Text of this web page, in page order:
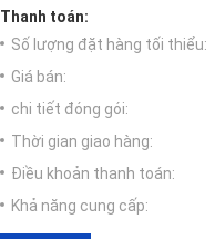
Thanh toán:
Số lượng đặt hàng tối thiểu:
Giá bán:
chi tiết đóng gói:
Thời gian giao hàng:
Điều khoản thanh toán:
Khả năng cung cấp: